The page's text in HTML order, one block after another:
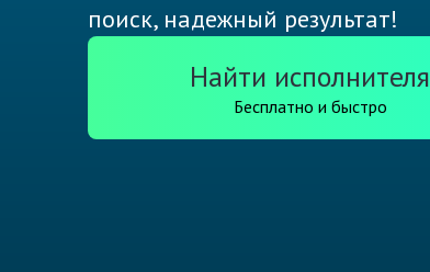
поиск, надежный результат!
Найти исполнителя
Бесплатно и быстро